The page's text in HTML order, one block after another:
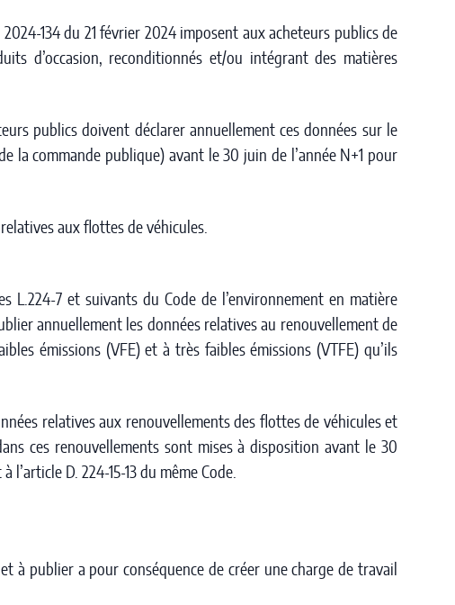
134 du 21 février 2024 imposent aux acheteurs publics de
d’occasion, reconditionnés et/ou intégrant des matières
publics doivent déclarer annuellement ces données sur le
la commande publique) avant le 30 juin de l’année N+1 pour
aux flottes de véhicules.
L.224-7 et suivants du Code de l’environnement en matière
annuellement les données relatives au renouvellement de
émissions (VFE) et à très faibles émissions (VTFE) qu’ils
relatives aux renouvellements des flottes de véhicules et
ces renouvellements sont mises à disposition avant le 30
D. 224-15-13 du même Code.
à publier a pour conséquence de créer une charge de travail